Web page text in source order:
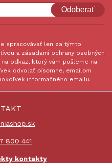
Odoberať
spracovávať len za týmto
a zásadami ochrany osobných
odkaz, ktorý vám pošleme na
odvolať písomne, emailom
informačného emailu.
800 441
kontakty